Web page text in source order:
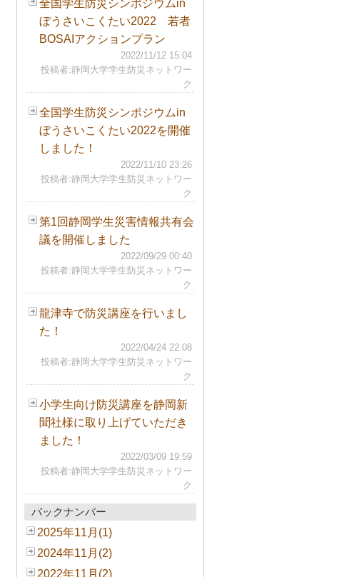
全国学生防災シンポジウムin
ぼうさいこくたい2022 若者
BOSAIアクションプラン
2022/11/12 15:04
投稿者:静岡大学学生防災ネットワー
ク
全国学生防災シンポジウムin
ぼうさいこくたい2022を開催
しました！
2022/11/10 23:26
投稿者:静岡大学学生防災ネットワー
ク
第1回静岡学生災害情報共有会
議を開催しました
2022/09/29 00:40
投稿者:静岡大学学生防災ネットワー
ク
龍津寺で防災講座を行いまし
た！
2022/04/24 22:08
投稿者:静岡大学学生防災ネットワー
ク
小学生向け防災講座を静岡新
聞社様に取り上げていただき
ました！
2022/03/09 19:59
投稿者:静岡大学学生防災ネットワー
ク
バックナンバー
2025年11月(1)
2024年11月(2)
2022年11月(2)